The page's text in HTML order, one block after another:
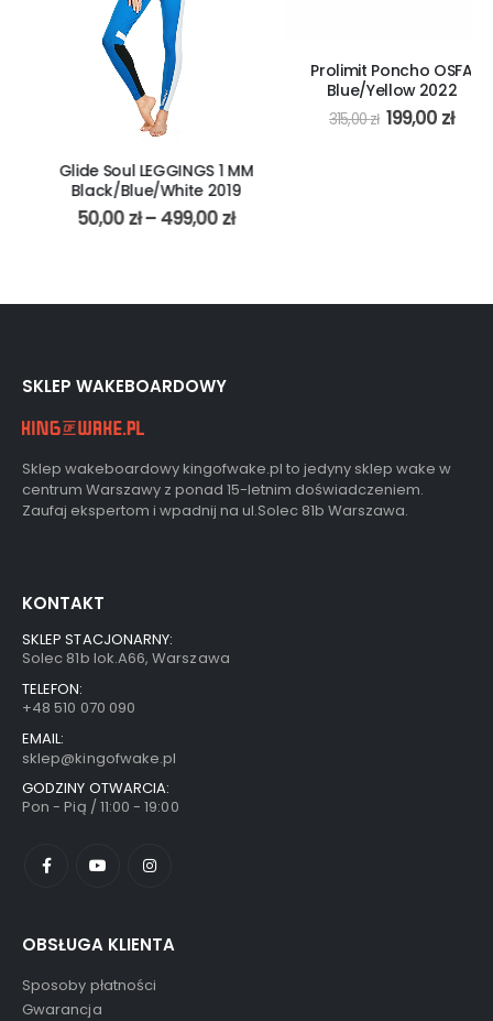
Glide Soul LEGGINGS 1 MM
Black/Blue/White 2019
50,00zł–499,00zł
Prolimit Poncho OSFA
Blue/Yellow 2022
315,00zł 199,00zł
SKLEP WAKEBOARDOWY
Sklep wakeboardowy kingofwake.pl to jedyny sklep wake w
centrum Warszawy z ponad 15-letnim doświadczeniem.
Zaufaj ekspertom i wpadnij na ul.Solec 81b Warszawa.
KONTAKT
SKLEP STACJONARNY:
Solec 81b lok.A66, Warszawa
TELEFON:
+48 510 070 090
EMAIL:
sklep@kingofwake.pl
GODZINY OTWARCIA:
Pon - Pią / 11:00 - 19:00
OBSŁUGA KLIENTA
Sposoby płatności
Gwarancja